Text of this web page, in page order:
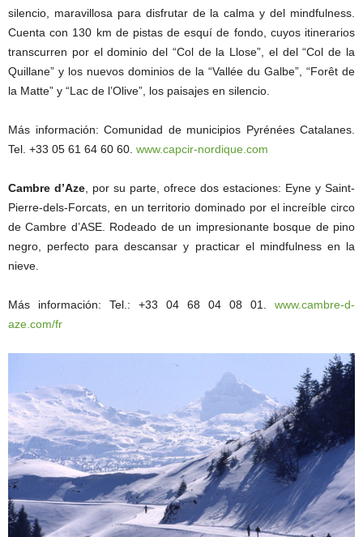
silencio, maravillosa para disfrutar de la calma y del mindfulness.
Cuenta con 130 km de pistas de esquí de fondo, cuyos itinerarios
transcurren por el dominio del “Col de la Llose”, el del “Col de la
Quillane” y los nuevos dominios de la “Vallée du Galbe”, “Forêt de
la Matte” y “Lac de l’Olive”, los paisajes en silencio.
Más información: Comunidad de municipios Pyrénées Catalanes.
Tel. +33 05 61 64 60 60. www.capcir-nordique.com
Cambre d’Aze , por su parte, ofrece dos estaciones: Eyne y Saint-
Pierre-dels-Forcats, en un territorio dominado por el increíble circo
de Cambre d’ASE. Rodeado de un impresionante bosque de pino
negro, perfecto para descansar y practicar el mindfulness en la
nieve.
Más información: Tel.: +33 04 68 04 08 01. www.cambre-d-
aze.com/fr